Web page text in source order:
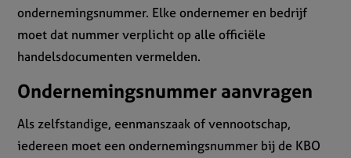
ondernemingsnummer. Elke ondernemer en bedrijf
moet dat nummer verplicht op alle officiële
handelsdocumenten vermelden.
Ondernemingsnummer aanvragen
Als zelfstandige, eenmanszaak of vennootschap,
iedereen moet een ondernemingsnummer bij de KBO